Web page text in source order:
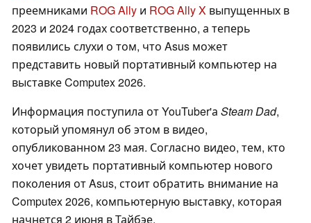
преемниками ROG Ally и ROG Ally X выпущенных в
2023 и 2024 годах соответственно, а теперь
появились слухи о том, что Asus может
представить новый портативный компьютер на
выставке Computex 2026.
Информация поступила от YouTuber'а Steam Dad,
который упомянул об этом в видео,
опубликованном 23 мая. Согласно видео, тем, кто
хочет увидеть портативный компьютер нового
поколения от Asus, стоит обратить внимание на
Computex 2026, компьютерную выставку, которая
начнется 2 июня в Тайбэе.